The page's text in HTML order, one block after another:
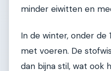
minder eiwitten en
In de winter, onder de
met voeren. De
dan bijna stil, wat ook